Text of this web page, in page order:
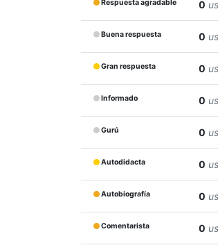
Respuesta agradable 0
Buena respuesta 0
Gran respuesta 0
Informado 0
Gurú 0
Autodidacta 0
Autobiografía 0
Comentarista 0